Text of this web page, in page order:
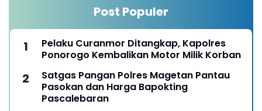
Post Populer
Pelaku Curanmor Ditangkap, Kapolres
Ponorogo Kembalikan Motor Milik Korban
Satgas Pangan Polres Magetan Pantau
Pasokan dan Harga Bapokting
Pascalebaran